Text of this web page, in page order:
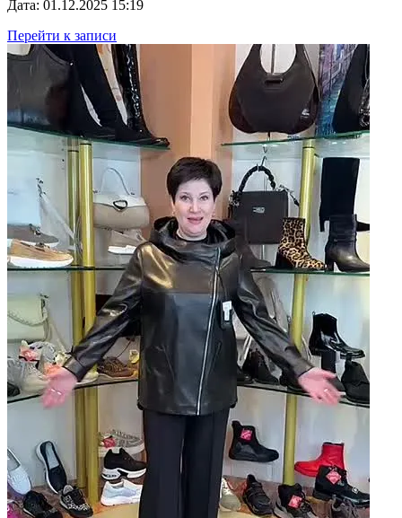
Дата: 01.12.2025 15:19
Перейти к записи